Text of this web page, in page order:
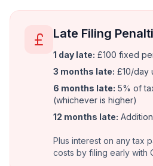
Late Filing
1 day late: £100 fixed
3 months late: £10/day
6 months late: 5% of
(whichever is higher)
12 months late:
Plus interest on any tax
costs by filing early with